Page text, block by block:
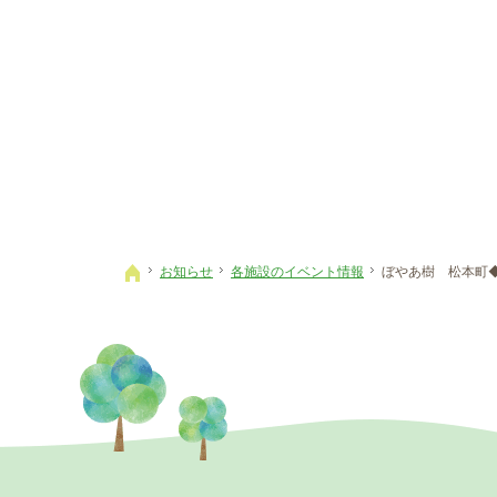
ホーム
お知らせ 各施設のイベント情報 ぼやあ樹 松本町